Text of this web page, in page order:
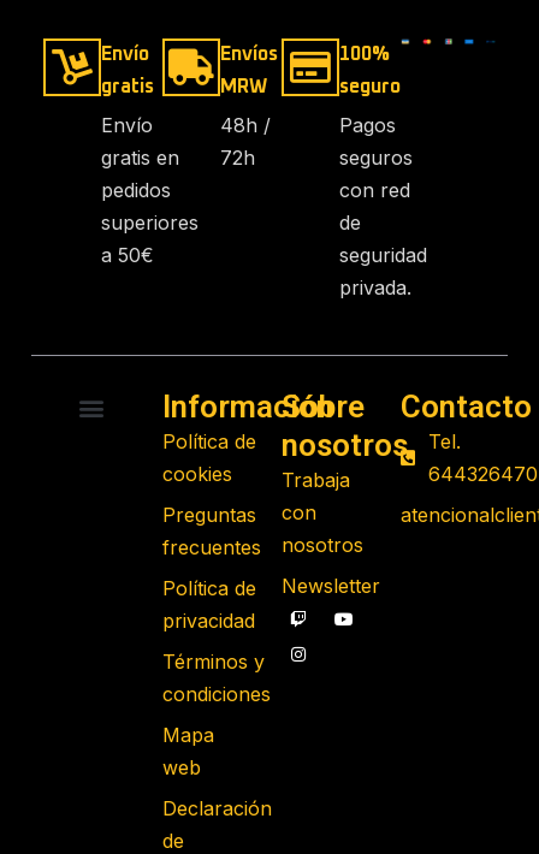
Envío
gratis
Envío
gratis en
pedidos
superiores
a 50€
Envíos
MRW
48h /
72h
100%
seguro
Pagos
seguros
con red
de
seguridad
privada.
Información
Política de
cookies
Preguntas
frecuentes
Política de
privacidad
Términos y
condiciones
Mapa
web
Declaración
de
Sobre
nosotros
Trabaja
con
nosotros
Newsletter
Contacto
Tel.
644326470